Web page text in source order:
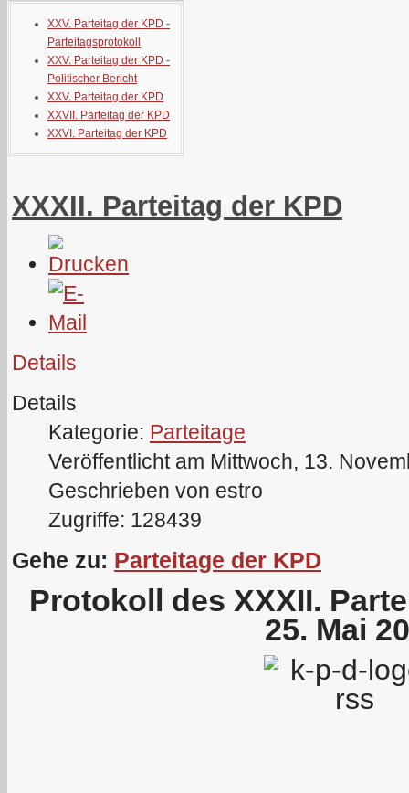
XXV. Parteitag der KPD -
Parteitagsprotokoll
XXV. Parteitag der KPD -
Politischer Bericht
XXV. Parteitag der KPD
XXVII. Parteitag der KPD
XXVI. Parteitag der KPD
XXXII. Parteitag der KPD
Details
Details
Kategorie: Parteitage
Veröffentlicht am Mittwoch, 13.
Geschrieben von estro
Zugriffe: 128439
Gehe zu: Parteitage der KPD
Protokoll des XXXII.
25. Mai